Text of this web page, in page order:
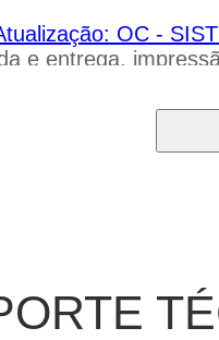
OC -
e entrega,
OC -
as 18:00 em
dia 06 e 07/03/2025
normal.